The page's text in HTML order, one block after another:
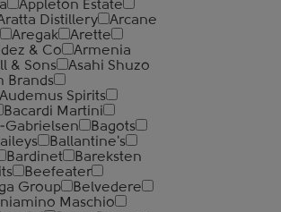
Appleton Estate
Distillery
Arcane
Aregak
Arette
& Co
Armenia
& Sons
Asahi Shuzo
Brands
Audemus Spirits
Bacardi Martini
Gabrielsen
Bagots
Ballantine's
Bardinet
Bareksten
Beefeater
Group
Belvedere
Maschio